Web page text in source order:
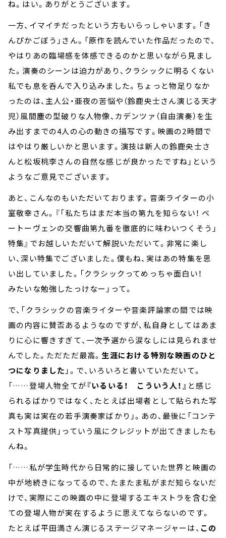
ね。はい。ありがとうございます。
一方、イマイチだったという方もいらっしゃいます。「き
んぴかごぼう」さん。「原作を読んでいた作品だったので、
やはりあの臨場感を体感できるのかと思いながら見まし
た。演奏のシーンは迫力があり、クラシックに明るくない
私でも息を呑んで入り込みました。ちょっと物足りなか
ったのは、主人公・亜夜の苦悩や（鈴鹿央士さん演じる天才
児）風間塵の型破りな人物像、カデンツァ（自由演奏）を生
み出すまでの4人の心の動きの描写です。映画の2時間で
はやはり厳しいかと思います。演技は新人の鈴鹿央士さ
んと松坂桃李さんの自然な感じが良かったですね」という
ようなご意見でございます。
あと、こんなのもいただいております。音楽ライターの小
室敬幸さん。『「私たちはまだ本当の第九を知らない！ ベ
ートーヴェンの交響曲第九番を徹底的に味わいつくそう」
特集』でお越しいただいて解説いただいて。非常に楽し
い、深い特集でございました。僕もね、実はあの特集を思
い出していました。「クラシックってめっちゃ面白い！
みたいな勉強したっけなー」って。
で、「クラシックの音楽ライターや音楽評論家の間では映
画の内容に賛否あるようなのですが、私自身としてはあま
りに心に響きすぎて、一次予選から涙なしには見られませ
んでした。ただただ最高。 生涯における特別な映画のひと
つになりました 」。で、いろいろと書いていただいて。
「……登場人物全てが『いるいる！ こういう人！』 と感じ
られるばかりではなく、たとえば出場者として貼られた写
真も実は実在の若手演奏家ばかり」。あの、最後に「コンテ
スト写真提供」っていう風にクレジットが出てきましたも
んね。
「……私が学生時代から日常的に接していた世界と映画の
中が地続きになってるので、たまたま私がまだ知らないだ
けで、実際にこの映画の中に登場するエキストラを含む全
ての登場人物が実在するように思えてならないのです。
たとえば平田満さん演じるステージマネージャーは、 この